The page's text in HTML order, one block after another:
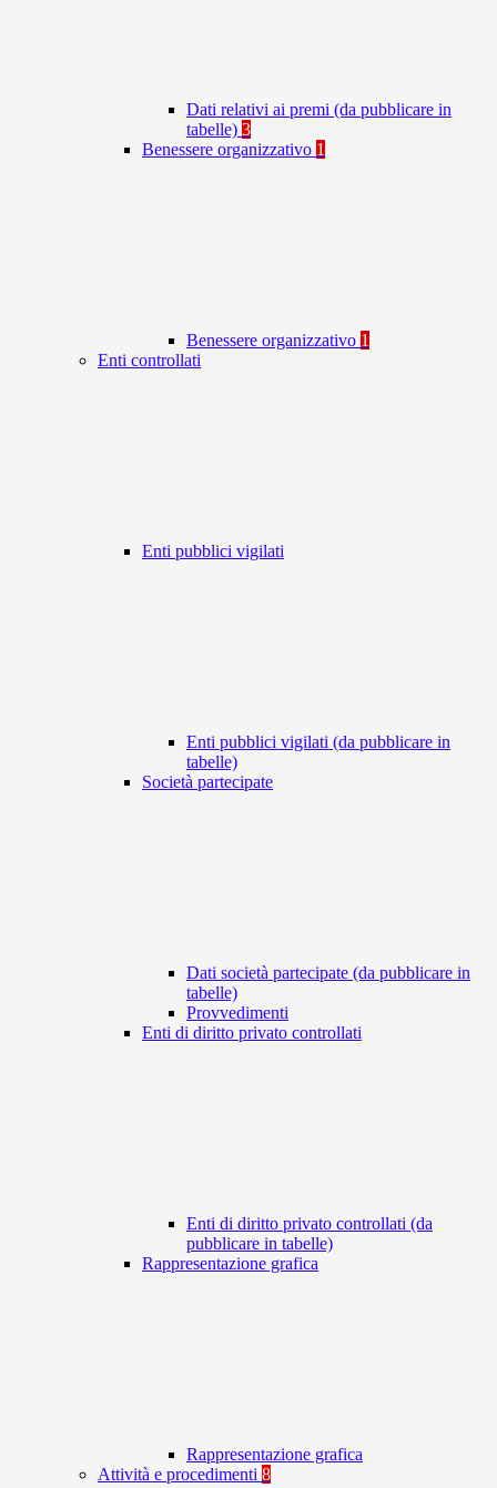
Dati relativi ai premi (da pubblicare in
tabelle) 3
Benessere organizzativo 1
Benessere organizzativo 1
Enti controllati
Enti pubblici vigilati
Enti pubblici vigilati (da pubblicare in
tabelle)
Società partecipate
Dati società partecipate (da pubblicare in
tabelle)
Provvedimenti
Enti di diritto privato controllati
Enti di diritto privato controllati (da
pubblicare in tabelle)
Rappresentazione grafica
Rappresentazione grafica
Attività e procedimenti 8